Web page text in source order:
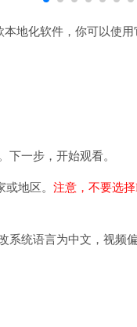
地化软件，你可以使
下一步，开始观看。
地区。 注意，不要选择
统语言为中文，视频